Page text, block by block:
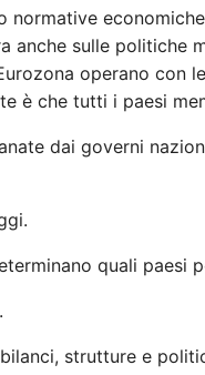
normative
anche sulle politiche
operano con
è che tutti i paesi
dai governi
quali paesi
strutture e